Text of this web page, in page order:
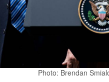
Photo: Brendan